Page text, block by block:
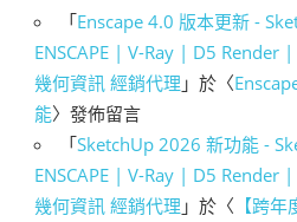
「Enscape 4.0 版本更新 -
ENSCAPE | V-Ray | D5 Render
幾何資訊 經銷代理 」於〈
能〉發佈留言
「SketchUp 2026 新功能 -
ENSCAPE | V-Ray | D5 Render
幾何資訊 經銷代理 」於〈 【跨年